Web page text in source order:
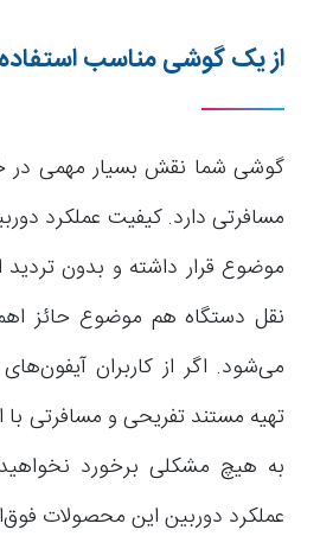
از یک گوشی مناسب
گوشی شما نقش بسیار مهمی در
مسافرتی دارد. کیفیت عملکرد
موضوع قرار داشته و بدون
نقل دستگاه هم موضوع حائز
می‌شود. اگر از کاربران
تهیه مستند تفریحی و مسافرتی
به هیچ مشکلی برخورد
عملکرد دوربین این محصولات